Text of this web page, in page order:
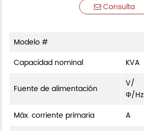
Consulta
Modelo #
Capacidad nominal
KVA
Fuente de alimentación
V/
Φ/Hz
Máx. corriente primaria A